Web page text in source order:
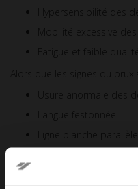
Hypersensibilité des
Mobilité excessive des
Fatigue et faible
Alors que les signes du
Usure anormale des
Langue festonnée
Ligne blanche